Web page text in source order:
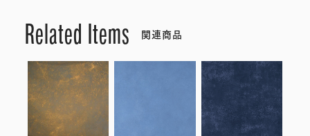
Related Items 関連商品